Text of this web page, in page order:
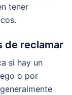
tener
de reclamar
si hay un
o por